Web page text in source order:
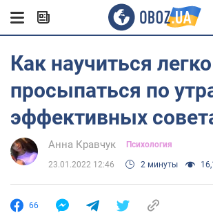
Как научиться легко
просыпаться по
эффективных
Анна Кравчук Психология
23.01.2022 12:46 2 минуты
66